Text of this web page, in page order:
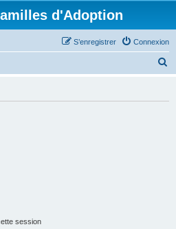
d'Adoption
Connexion
S’enregistrer
session